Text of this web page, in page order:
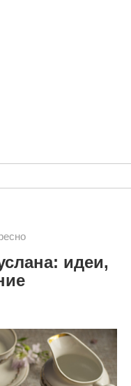
идеи,